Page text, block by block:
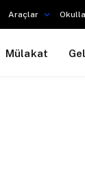
Araçlar
Mülakat